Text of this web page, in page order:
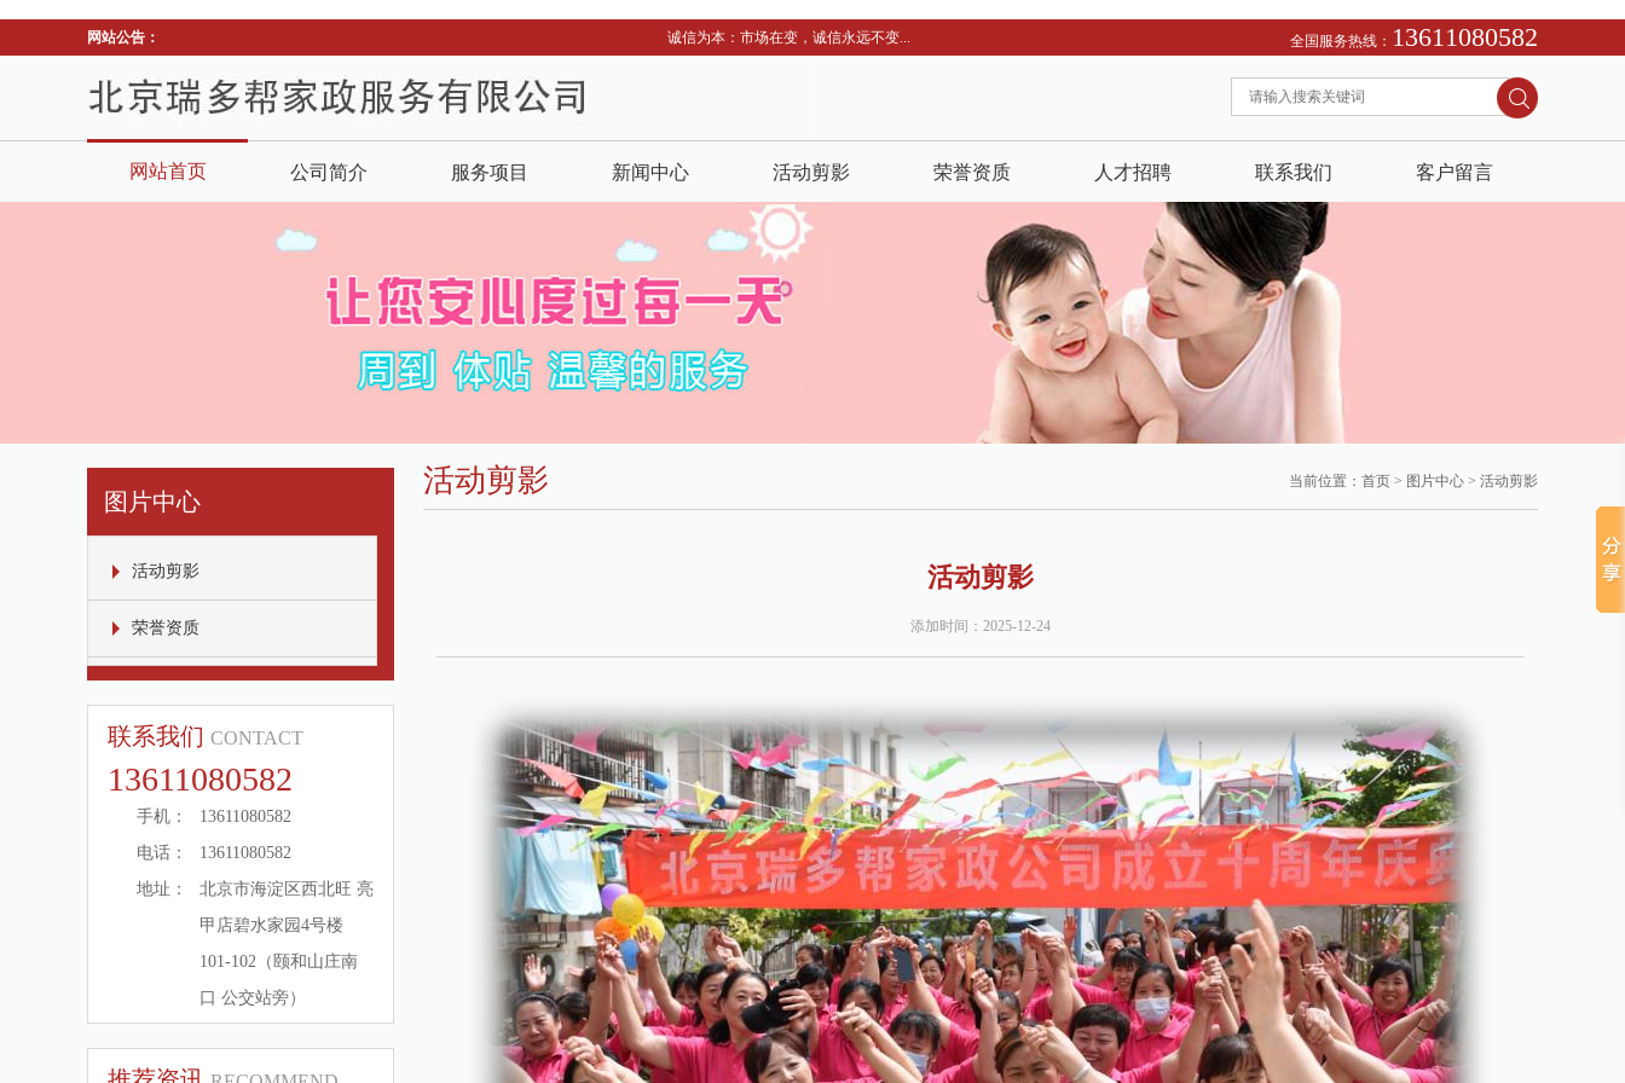
网站公告： 诚信为本：市场在变，诚信永远不变... 全国服务热线： 13611080582
网站首页 公司简介 服务项目 新闻中心 活动剪影 荣誉资质 人才招聘 联系我们 客户留言
图片中心
活动剪影
荣誉资质
联系我们 CONTACT
13611080582
手机：
13611080582
电话：
13611080582
地址：
北京市海淀区西北旺 亮
甲店碧水家园4号楼
101-102（颐和山庄南
口 公交站旁）
活动剪影 当前位置： 首页 > 图片中心 > 活动剪影
活动剪影
添加时间：2025-12-24